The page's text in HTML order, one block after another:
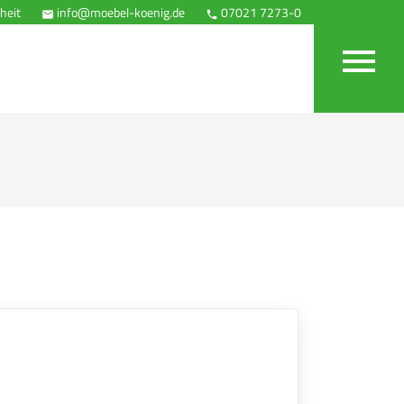
 info@moebel-koenig.de  07021 7273-0